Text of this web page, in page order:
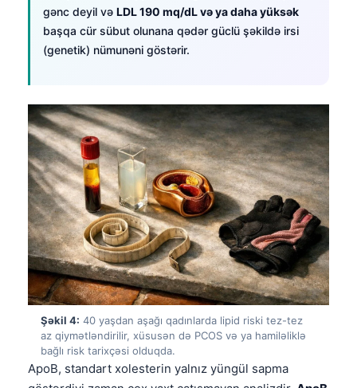
gənc deyil və LDL 190 mq/dL və ya daha yüksək
başqa cür sübut olunana qədər güclü şəkildə irsi
(genetik) nümunəni göstərir.
Şəkil 4: 40 yaşdan aşağı qadınlarda lipid riski tez-tez
az qiymətləndirilir, xüsusən də PCOS və ya hamiləliklə
bağlı risk tarixçəsi olduqda.
ApoB, standart xolesterin yalnız yüngül sapma